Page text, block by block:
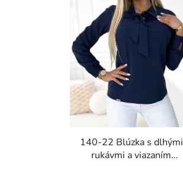
140-22 Blúzka s dlhými
rukávmi a viazaním